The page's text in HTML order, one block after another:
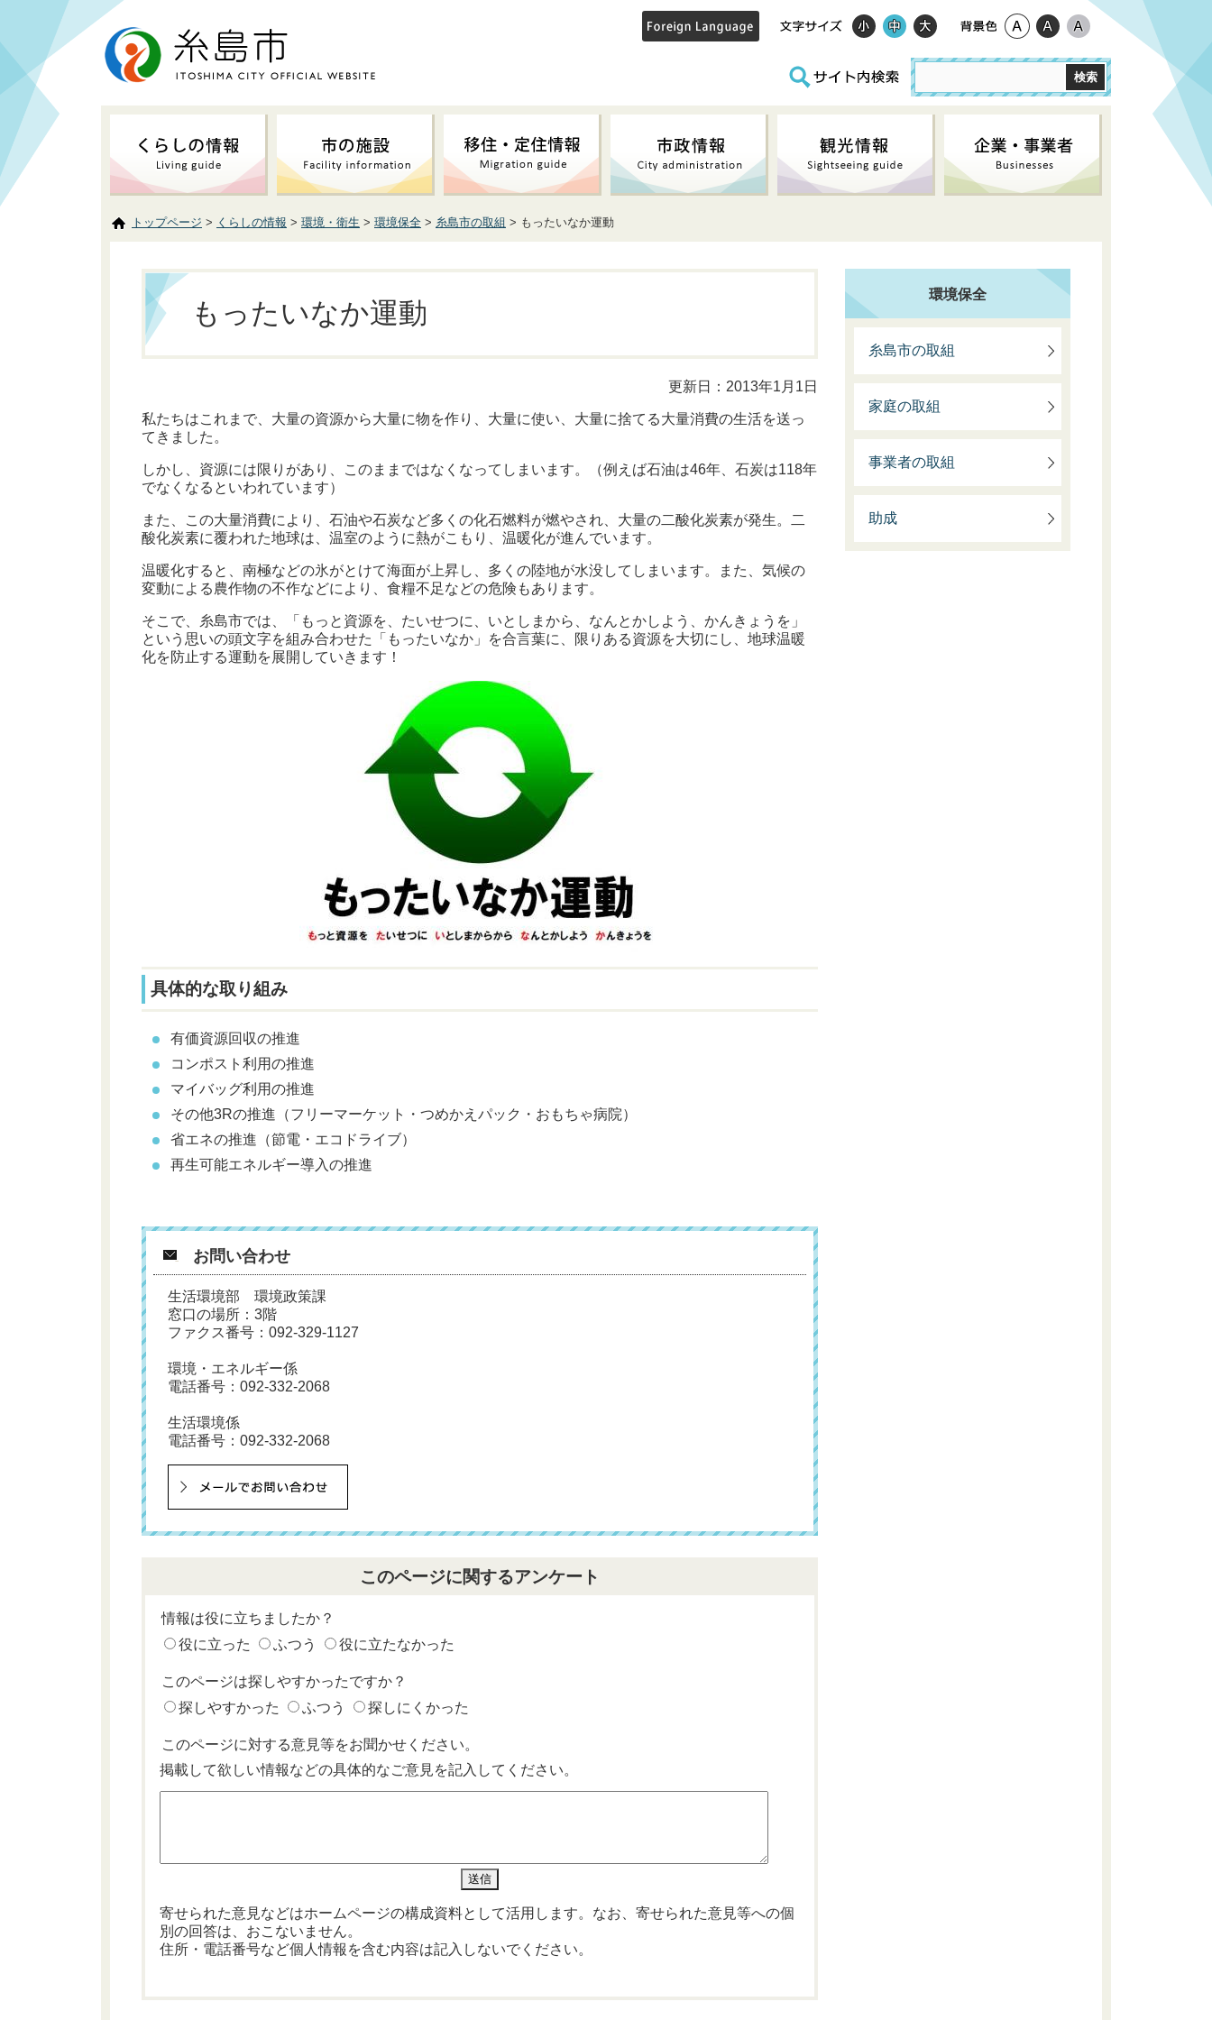
トップページ > くらしの情報 > 環境・衛生 > 環境保全 > 糸島市の取組 > もったいなか運動
もったいなか運動
更新日：2013年1月1日
私たちはこれまで、大量の資源から大量に物を作り、大量に使い、大量に捨てる大量消費の生活を送っ
てきました。
しかし、資源には限りがあり、このままではなくなってしまいます。（例えば石油は46年、石炭は118年
でなくなるといわれています）
また、この大量消費により、石油や石炭など多くの化石燃料が燃やされ、大量の二酸化炭素が発生。二
酸化炭素に覆われた地球は、温室のように熱がこもり、温暖化が進んでいます。
温暖化すると、南極などの氷がとけて海面が上昇し、多くの陸地が水没してしまいます。また、気候の
変動による農作物の不作などにより、食糧不足などの危険もあります。
そこで、糸島市では、「もっと資源を、たいせつに、いとしまから、なんとかしよう、かんきょうを」
という思いの頭文字を組み合わせた「もったいなか」を合言葉に、限りある資源を大切にし、地球温暖
化を防止する運動を展開していきます！
具体的な取り組み
有価資源回収の推進
コンポスト利用の推進
マイバッグ利用の推進
その他3Rの推進（フリーマーケット・つめかえパック・おもちゃ病院）
省エネの推進（節電・エコドライブ）
再生可能エネルギー導入の推進
お問い合わせ
生活環境部 環境政策課
窓口の場所：3階
ファクス番号：092-329-1127
環境・エネルギー係
電話番号： 092-332-2068
生活環境係
電話番号： 092-332-2068
このページに関するアンケート
情報は役に立ちましたか？
役に立った
ふつう 役に立たなかった
このページは探しやすかったですか？
探しやすかった
ふつう 探しにくかった
このページに対する意見等をお聞かせください。
掲載して欲しい情報などの具体的なご意見を記入してください。
寄せられた意見などはホームページの構成資料として活用します。なお、寄せられた意見等への個
別の回答は、おこないません。
住所・電話番号など個人情報を含む内容は記入しないでください。
環境保全
糸島市の取組
家庭の取組
事業者の取組
助成